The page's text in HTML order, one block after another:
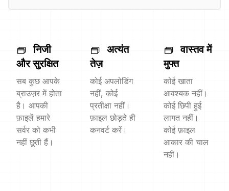
निजी
और सुरक्षित
सब कुछ आपके
ब्राउज़र में होता
है। आपकी
फ़ाइलें हमारे
सर्वर को कभी
नहीं छूती हैं।
अत्यंत
तेज़
कोई अपलोडिंग
नहीं, कोई
प्रतीक्षा नहीं।
फ़ाइल छोड़ते ही
कनवर्ट करें।
वास्तव में
मुफ्त
कोई खाता
आवश्यक नहीं।
कोई छिपी हुई
लागत नहीं।
कोई फ़ाइल
आकार की चाल
नहीं।